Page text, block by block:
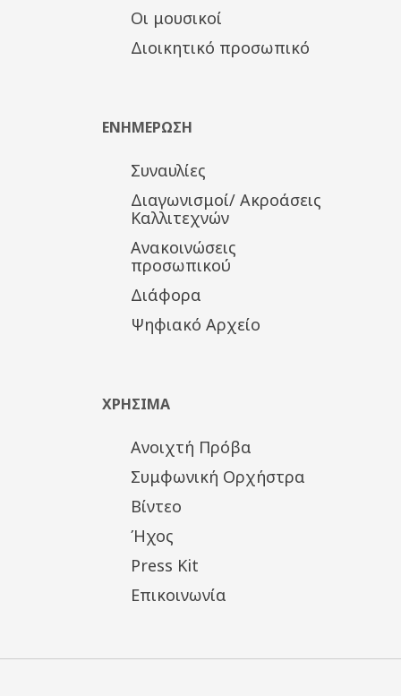
Οι μουσικοί
Διοικητικό προσωπικό
ΕΝΗΜΕΡΩΣΗ
Συναυλίες
Διαγωνισμοί/ Ακροάσεις
Καλλιτεχνών
Ανακοινώσεις
προσωπικού
Διάφορα
Ψηφιακό Αρχείο
ΧΡΗΣΙΜΑ
Ανοιχτή Πρόβα
Συμφωνική Ορχήστρα
Βίντεο
Ήχος
Press Kit
Επικοινωνία